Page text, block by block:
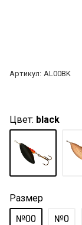
Артикул: AL00BK
Цвет: black
Размер
№00
№0